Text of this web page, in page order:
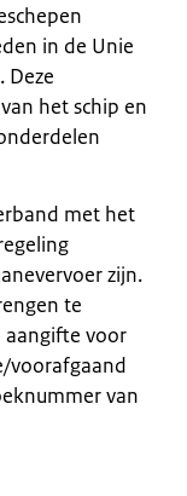
in de Unie
Deze
het schip en
met het
zijn.
te
voor
voorafgaand
van